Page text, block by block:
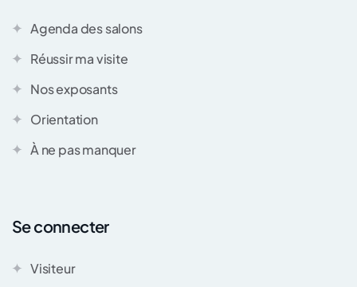
Agenda des salons
Réussir ma visite
Nos exposants
Orientation
À ne pas manquer
Se connecter
Visiteur